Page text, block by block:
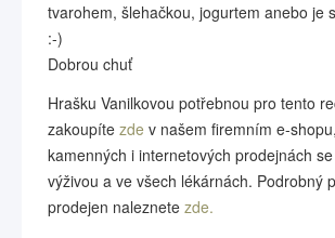
tvarohem, šlehačkou, jogurtem anebo je
:-)
Dobrou chuť
Hrašku Vanilkovou potřebnou pro tento
zakoupíte zde v našem firemním e-
kamenných i internetových prodejnách
výživou a ve všech lékárnách. Podrobný
prodejen naleznete zde.